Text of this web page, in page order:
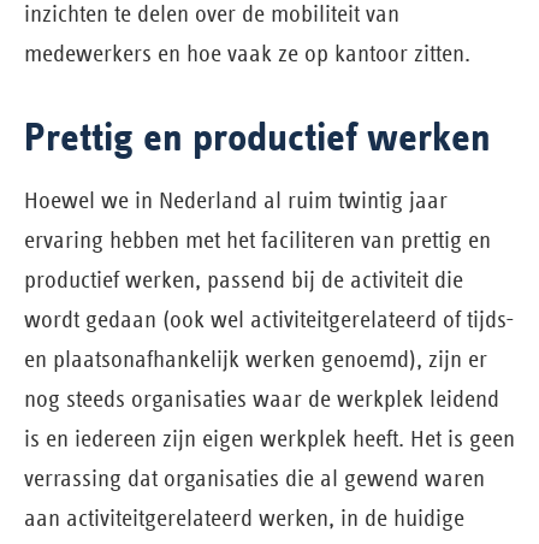
inzichten te delen over de mobiliteit van
medewerkers en hoe vaak ze op kantoor zitten.
Prettig en productief werken
Hoewel we in Nederland al ruim twintig jaar
ervaring hebben met het faciliteren van prettig en
productief werken, passend bij de activiteit die
wordt gedaan (ook wel activiteitgerelateerd of tijds-
en plaatsonafhankelijk werken genoemd), zijn er
nog steeds organisaties waar de werkplek leidend
is en iedereen zijn eigen werkplek heeft. Het is geen
verrassing dat organisaties die al gewend waren
aan activiteitgerelateerd werken, in de huidige